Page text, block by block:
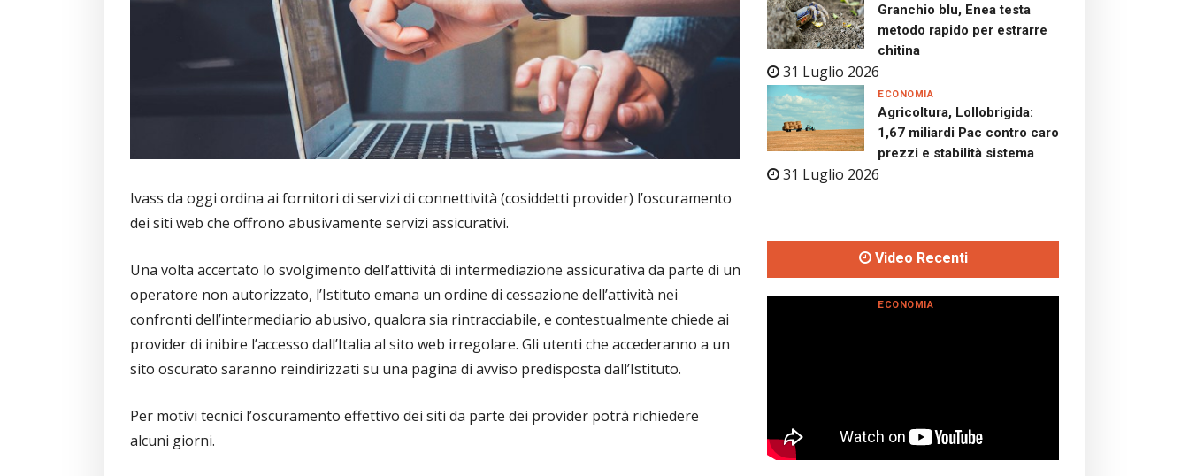
Ivass da oggi ordina ai fornitori di servizi di connettività (cosiddetti provider) l’oscuramento
dei siti web che offrono abusivamente servizi assicurativi.
Una volta accertato lo svolgimento dell’attività di intermediazione assicurativa da parte di un
operatore non autorizzato, l’Istituto emana un ordine di cessazione dell’attività nei
confronti dell’intermediario abusivo, qualora sia rintracciabile, e contestualmente chiede ai
provider di inibire l’accesso dall’Italia al sito web irregolare. Gli utenti che accederanno a un
sito oscurato saranno reindirizzati su una pagina di avviso predisposta dall’Istituto.
Per motivi tecnici l’oscuramento effettivo dei siti da parte dei provider potrà richiedere
alcuni giorni.
Granchio blu, Enea testa
metodo rapido per estrarre
chitina
31 Luglio 2026
Agricoltura, Lollobrigida:
1,67 miliardi Pac contro caro
prezzi e stabilità sistema
31 Luglio 2026
ECONOMIA
Video Recenti
ECONOMIA